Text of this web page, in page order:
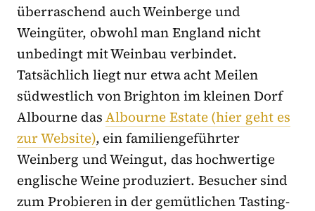
überraschend auch Weinberge und
Weingüter, obwohl man England nicht
unbedingt mit Weinbau verbindet.
Tatsächlich liegt nur etwa acht Meilen
südwestlich von Brighton im kleinen Dorf
Albourne dasAlbourne Estate (hier geht es
zur Website), ein familiengeführter
Weinberg und Weingut, das hochwertige
englische Weine produziert. Besucher sind
zum Probieren in der gemütlichen Tasting-